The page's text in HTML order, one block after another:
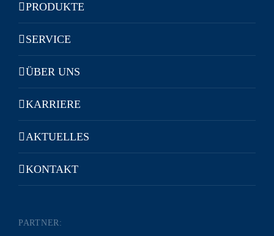
PRODUKTE
SERVICE
ÜBER UNS
KARRIERE
AKTUELLES
KONTAKT
PARTNER: